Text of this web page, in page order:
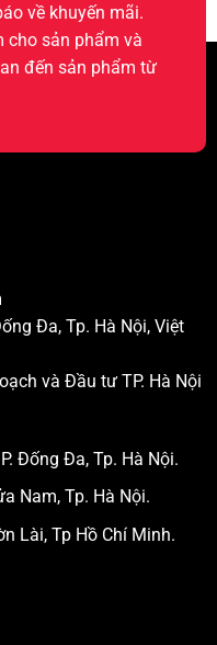
về khuyến mãi.
cho sản phẩm và
đến sản phẩm từ
Đa, Tp. Hà Nội, Việt
và Đầu tư TP. Hà Nội
Đống Đa, Tp. Hà Nội.
Nam, Tp. Hà Nội.
Lài, Tp Hồ Chí Minh.